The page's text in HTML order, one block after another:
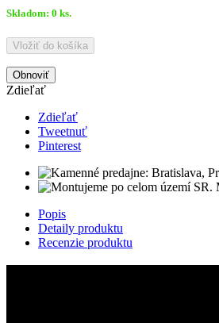
Skladom: 0 ks.
Vložiť do košíka
Zdieľať
Zdieľať
Tweetnuť
Pinterest
Popis
Detaily produktu
Recenzie produktu